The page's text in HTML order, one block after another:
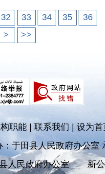
32 33 34 35
36
> >>
职能 联系我们|设为首
于田县人民政府办公室
人民政府办公室
新